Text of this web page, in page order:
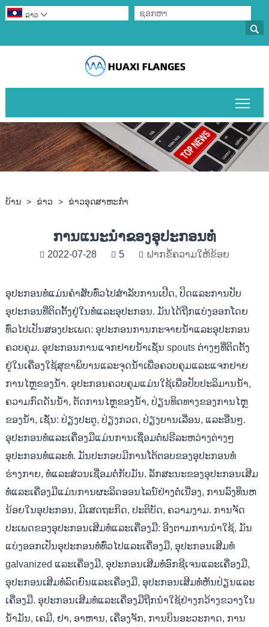

ລາວ 
ບ້ານ > ຂ່າວ > ຂ່າວອຸດສາຫະກໍາ
ການແນະນໍາຂອງອຸປະກອນທໍ່
2022-07-28 5 ຝາກຂໍ້ຄວາມໃຫ້ຂ້ອຍ
ອຸປະກອນທໍ່ແມ່ນຄໍາສັບທົ່ວໄປສໍາລັບການເປີດ, ປິດແລະການປັບ
ອຸປະກອນທີ່ຕິດຕັ້ງຢູ່ໃນທໍ່ແລະອຸປະກອນ. ມັນໄດ້ຖືກແບ່ງອອກໂດຍ
ທົ່ວໄປເປັນສອງປະເພດ: ອຸປະກອນການກະຈາຍນ້ໍາແລະອຸປະກອນ
ຄວບຄຸມ. ອຸປະກອນການແຈກຢາຍນ້ໍາເຊັ່ນ spouts ຕ່າງໆທີ່ຕິດຕັ້ງ
ຢູ່ໃນເຄື່ອງໃຊ້ສຸຂາພິບານແລະຈຸດນ້ໍາເພື່ອຄວບຄຸມແລະແຈກຢາຍ
ການໄຫຼຂອງນ້ໍາ. ອຸປະກອນຄວບຄຸມແມ່ນໃຊ້ເພື່ອປັບປະລິມານນ້ໍາ,
ຄວາມກົດດັນນ້ໍາ, ຕັດການໄຫຼຂອງນ້ໍາ, ປ່ຽນທິດທາງຂອງການໄຫຼ
ຂອງນ້ໍາ, ເຊັ່ນ: ປ່ຽງປະຕູ, ປ່ຽງກວດ, ປ່ຽງບານເລື່ອນ, ແລະອື່ນໆ.
ອຸປະກອນທໍ່ແລະເຄື່ອງມືແມ່ນການເຊື່ອມຕໍ່ຟຣີລະຫວ່າງຕ່າງໆ
ອຸປະກອນທໍ່ແລະທໍ່. ມັນປະກອບມີການໂຕ້ຕອບຂອງອຸປະກອນທໍ່
ຮ່າງກາຍ, ທໍ່ແລະສ່ວນເຊື່ອມຕໍ່ກັບມັນ. ລັກສະນະຂອງອຸປະກອນເສີມ
ທໍ່ແລະເຄື່ອງມືແມ່ນການຜະລິດອອນໄລນ໌ຢ່າງຕໍ່ເນື່ອງ, ການລົງທຶນຫ
ນ້ອຍໃນອຸປະກອນ, ມີເສດຖະກິດ, ປະຕິບັດ, ຄວາມງາມ. ການຈັດ
ປະເພດຂອງອຸປະກອນເສີມທໍ່ແລະເຄື່ອງມື: ອີງຕາມການນໍາໃຊ້, ມັນ
ແບ່ງອອກເປັນອຸປະກອນທໍ່ທົ່ວໄປແລະເຄື່ອງມື, ອຸປະກອນເສີມທໍ່
galvanized ແລະເຄື່ອງມື, ອຸປະກອນເສີມທໍ່ອົກຊີເຈນແລະເຄື່ອງມື,
ອຸປະກອນເສີມທໍ່ລົດຍົນແລະເຄື່ອງມື, ອຸປະກອນເສີມທໍ່ຫັນປ່ຽນແລະ
ເຄື່ອງມື. ອຸປະກອນເສີມທໍ່ແລະເຄື່ອງມືຖືກນໍາໃຊ້ຢ່າງກວ້າງຂວາງໃນ
ນ້ໍາມັນ, ເຄມີ, ຢາ, ອາຫານ, ເຄື່ອງຈັກ, ການບິນອະວະກາດ, ການ